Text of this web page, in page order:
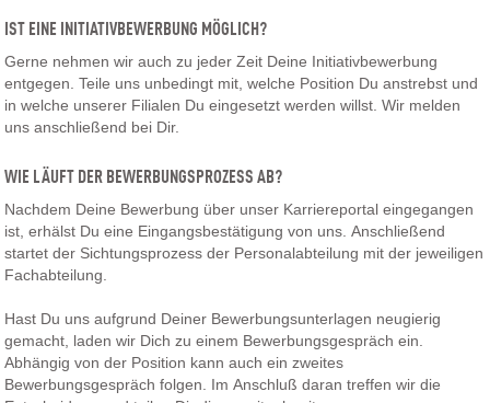
IST EINE INITIATIVBEWERBUNG MÖGLICH?
Gerne nehmen wir auch zu jeder Zeit Deine Initiativbewerbung
entgegen. Teile uns unbedingt mit, welche Position Du anstrebst und
in welche unserer Filialen Du eingesetzt werden willst. Wir melden
uns anschließend bei Dir.
WIE LÄUFT DER BEWERBUNGSPROZESS AB?
Nachdem Deine Bewerbung über unser Karriereportal eingegangen
ist, erhälst Du eine Eingangsbestätigung von uns. Anschließend
startet der Sichtungsprozess der Personalabteilung mit der jeweiligen
Fachabteilung.
Hast Du uns aufgrund Deiner Bewerbungsunterlagen neugierig
gemacht, laden wir Dich zu einem Bewerbungsgespräch ein.
Abhängig von der Position kann auch ein zweites
Bewerbungsgespräch folgen. Im Anschluß daran treffen wir die